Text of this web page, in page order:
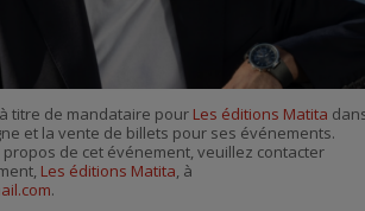
titre de mandataire pour Les éditions Matita
et la vente de billets pour ses événements.
propos de cet événement, veuillez contacter
Les éditions Matita, à
.